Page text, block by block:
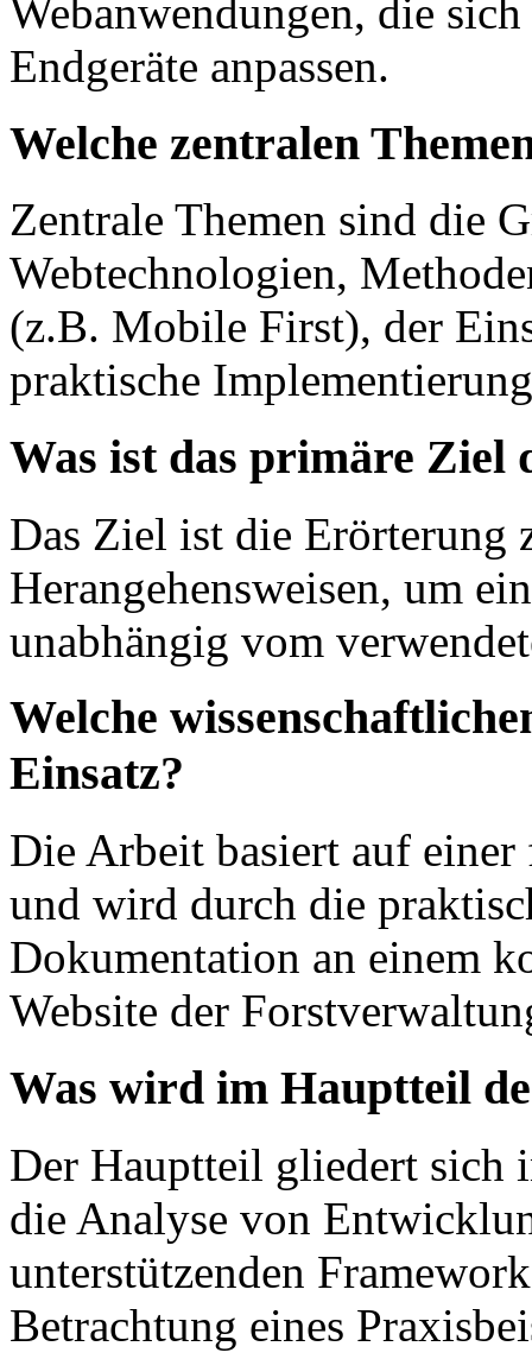
Webanwendungen, die
Endgeräte anpassen.
Welche zentralen
Zentrale Themen sind die
Webtechnologien,
(z.B. Mobile First), der
praktische
Was ist das primäre Ziel
Das Ziel ist die Erörterung
Herangehensweisen, um
unabhängig vom
Welche
Einsatz?
Die Arbeit basiert auf
und wird durch die
Dokumentation an einem
Website der
Was wird im Hauptteil
Der Hauptteil gliedert sich
die Analyse von
unterstützenden
Betrachtung eines